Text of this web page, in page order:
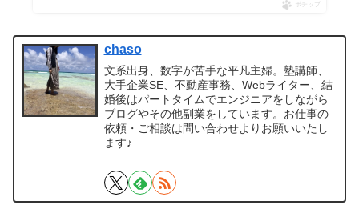
ポチップ
chaso
文系出身、数字が苦手な平凡主婦。塾講師、
大手企業SE、不動産事務、Webライター、結
婚後はパートタイムでエンジニアをしながら
ブログやその他副業をしています。お仕事の
依頼・ご相談は問い合わせよりお願いいたし
ます♪